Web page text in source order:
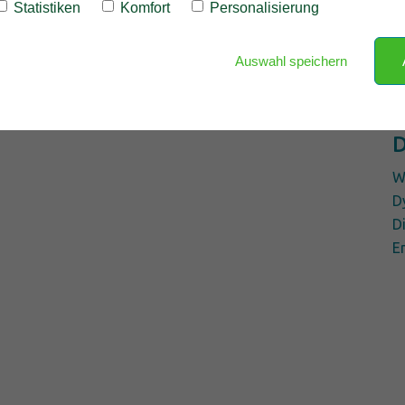
Statistiken Komfort Personalisierung
Auswahl speichern